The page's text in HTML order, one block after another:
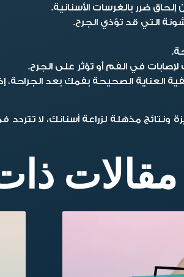
ضرر بالغرسات الأسنانية.
التي قد تؤذي الجرح.
في الفم أو تؤثر على الجرح.
العناية الصحيحة بفمك بعد
مذهلة لزراعة أسنانك، لا تتردد
مقالات